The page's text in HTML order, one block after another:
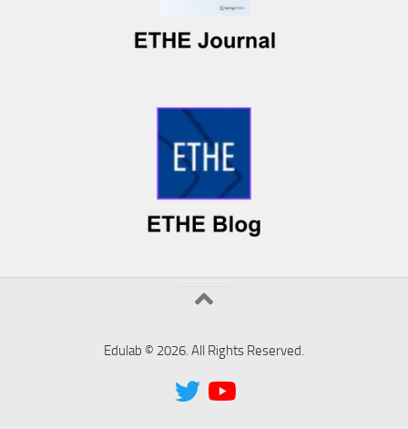
Edulab © 2026. All Rights Reserved.